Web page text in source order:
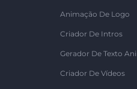
Animação De Logo
Criador De Intros
Gerador De Texto
Criador De Vídeos